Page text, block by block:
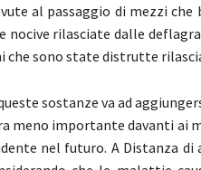
al passaggio di mezzi che
rilasciate dalle
sono state distrutte
sostanze va ad
meno importante davanti ai
nel futuro. A Distanza